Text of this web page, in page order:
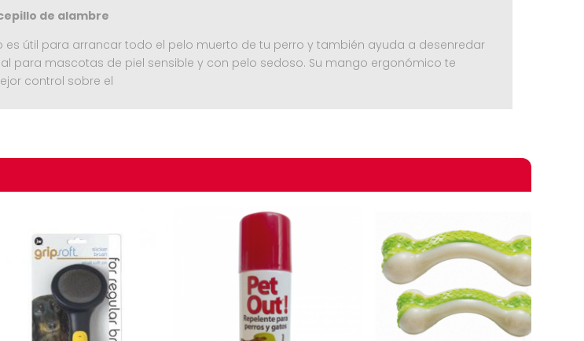
de alambre
es útil para arrancar todo el pelo muerto de tu perro y también ayuda a desenredar
para mascotas de piel sensible y con pelo sedoso. Su mango ergonómico te
control sobre el